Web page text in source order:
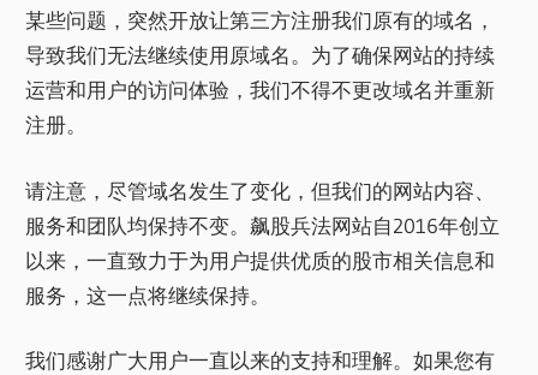
某些问题，突然开放让第三方注册我们原有的域名，
导致我们无法继续使用原域名。为了确保网站的持续
运营和用户的访问体验，我们不得不更改域名并重新
注册。
请注意，尽管域名发生了变化，但我们的网站内容、
服务和团队均保持不变。飙股兵法网站自2016年创立
以来，一直致力于为用户提供优质的股市相关信息和
服务，这一点将继续保持。
我们感谢广大用户一直以来的支持和理解。如果您有